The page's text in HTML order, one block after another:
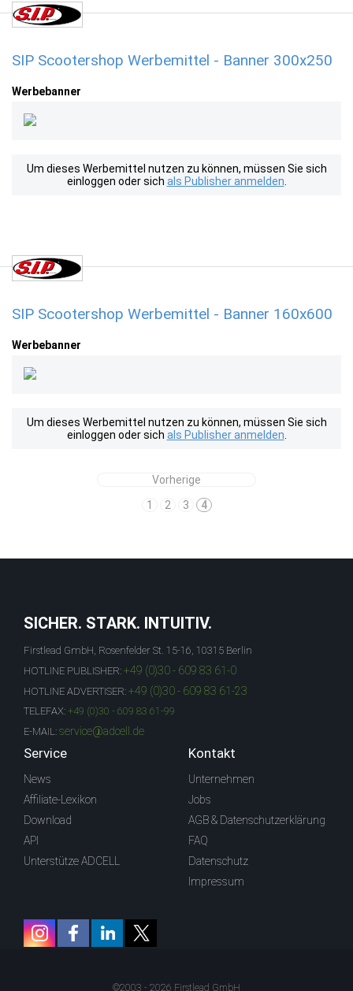
SIP Scootershop Werbemittel - Banner 300x250
Werbebanner
Um dieses Werbemittel nutzen zu können, müssen Sie sich
einloggen oder sich als Publisher anmelden
SIP Scootershop Werbemittel - Banner 160x600
Werbebanner
Um dieses Werbemittel nutzen zu können, müssen Sie sich
einloggen oder sich als Publisher anmelden
Vorherige
1
2 3 4
SICHER. STARK. INTUITIV.
Firstlead GmbH, Rosenfelder St. 15-16, 10315 Berlin
HOTLINE PUBLISHER: +49 (0)30 - 609 83 61-0
HOTLINE ADVERTISER: +49 (0)30 - 609 83 61-23
TELEFAX: +49 (0)30 - 609 83 61-99
E-MAIL: service@adcell.de
Service
News
Affiliate-Lexikon
Download
API
Unterstütze ADCELL
Kontakt
Unternehmen
Jobs
AGB & Datenschutzerklärung
FAQ
Datenschutz
Impressum
©2003 - 2026 Firstlead GmbH